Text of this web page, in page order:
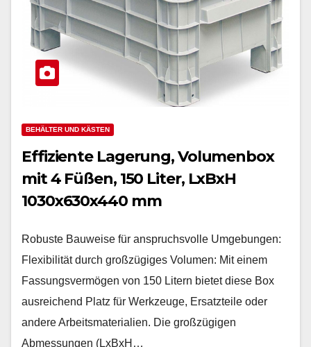
BEHÄLTER UND KÄSTEN
Effiziente Lagerung, Volumenbox
mit 4 Füßen, 150 Liter, LxBxH
1030x630x440 mm
Robuste Bauweise für anspruchsvolle Umgebungen:
Flexibilität durch großzügiges Volumen: Mit einem
Fassungsvermögen von 150 Litern bietet diese Box
ausreichend Platz für Werkzeuge, Ersatzteile oder
andere Arbeitsmaterialien. Die großzügigen
Abmessungen (LxBxH…